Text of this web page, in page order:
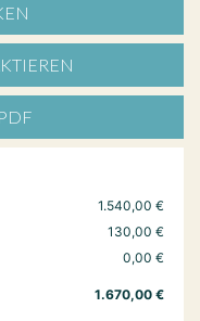
1.540,00 €
130,00 €
0,00 €
1.670,00 €